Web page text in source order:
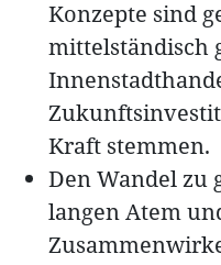
Konzepte sind
mittelständisch
Kraft stemmen.
Den Wandel zu
langen Atem